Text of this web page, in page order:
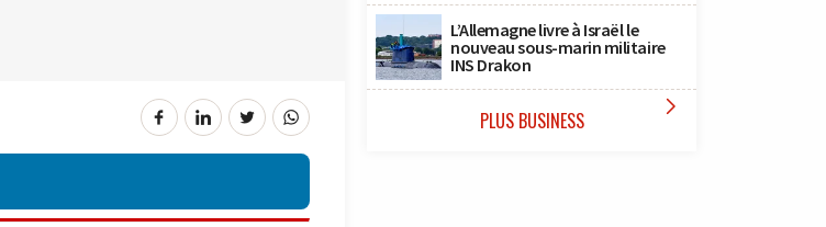
L’Allemagne livre à Israël le
nouveau sous-marin militaire
INS Drakon
PLUS BUSINESS 